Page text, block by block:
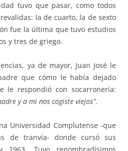
tuvo que pasar, como todos
la de cuarto, la de sexto
fue la última que tuvo estudios
y tres de griego.
ya de mayor, Juan José le
que cómo le había dejado
le respondió con socarronería:
y a mi nos cogiste viejos”.
Universidad Complutense -que
de tranvía- donde cursó sus